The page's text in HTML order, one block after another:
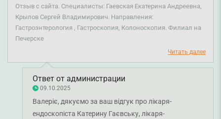
чувствительность врача. Также хочу отметить Крылова
С.В., м.с Филоненко С.М. и м.с Гюнчер Н.А., все как
обычно на высшем уровне.
Отзыв с сайта. Специалисты: Гаевская Екатерина Андреевна,
Крылов Сергей Владимирович. Направления:
Гастроэнтерология , Гастроскопия, Колоноскопия. Филиал на
Печерске
Читать далее
Ответ от администрации
09.10.2025
Валеріє, дякуємо за ваш відгук про лікаря-
ендоскопіста Катерину Гаєвську, лікаря-